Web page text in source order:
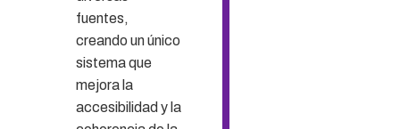
fuentes,
creando un único
sistema que
mejora la
accesibilidad y la